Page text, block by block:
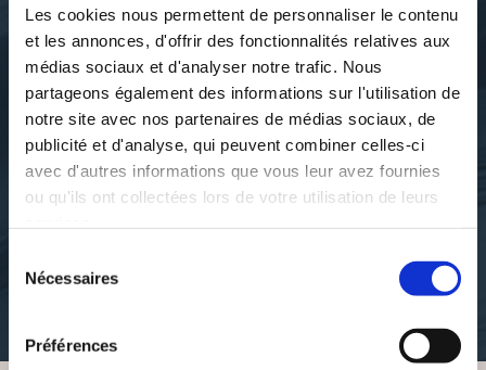
Les cookies nous permettent de personnaliser le contenu
et les annonces, d'offrir des fonctionnalités relatives aux
médias sociaux et d'analyser notre trafic. Nous
partageons également des informations sur l'utilisation de
notre site avec nos partenaires de médias sociaux, de
publicité et d'analyse, qui peuvent combiner celles-ci
avec d'autres informations que vous leur avez fournies
ou qu'ils ont collectées lors de votre utilisation de leurs
Nécessaires
Préférences
Stéphanie Jodry
MON RÉÉQUILIBRAGE
ALIMENTAIRE
cuisine-sante-et-minceur
Stéphanie Jodry
NUTRI'BOOK AVRIL